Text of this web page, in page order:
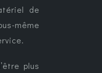
de
même
plus